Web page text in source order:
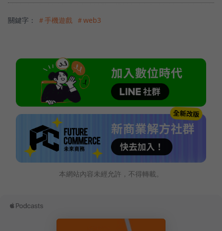
關鍵字： ＃手機遊戲 ＃web3
本網站內容未經允許，不得轉載。